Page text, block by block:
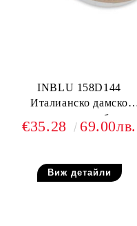
INBLU 158D144
Италианско дамско
анатомично сабо от
естествена кожа, Бежово
€35.28 69.00лв.
Виж детайли